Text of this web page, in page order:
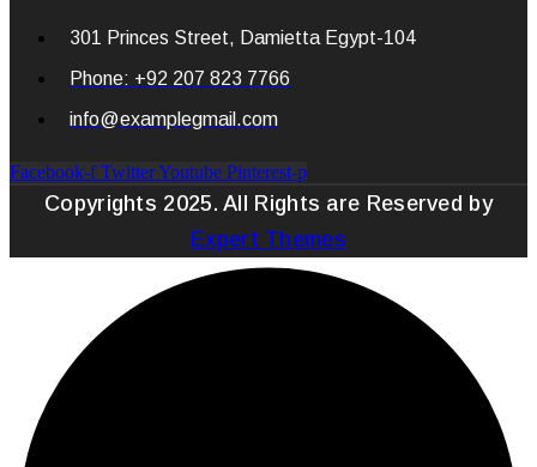
301 Princes Street, Damietta Egypt-104
Phone: +92 207 823 7766
info@examplegmail.com
Facebook-f TwitterYoutube Pinterest-p
Copyrights 2025. All Rights are Reserved by
Expert Themes